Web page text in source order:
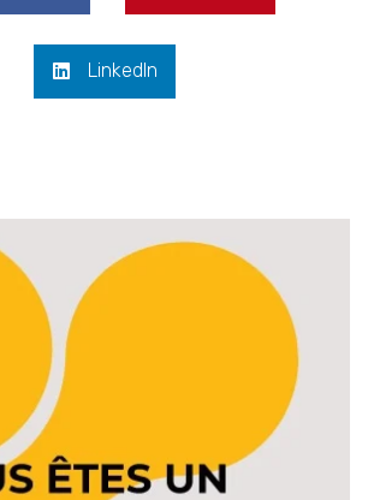
LinkedIn